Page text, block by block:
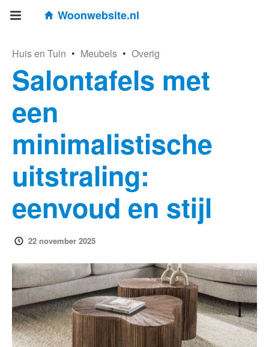
Woonwebsite.nl
Huis en Tuin • Meubels • Overig
Salontafels met
een
minimalistische
uitstraling:
eenvoud en stijl
22 november 2025